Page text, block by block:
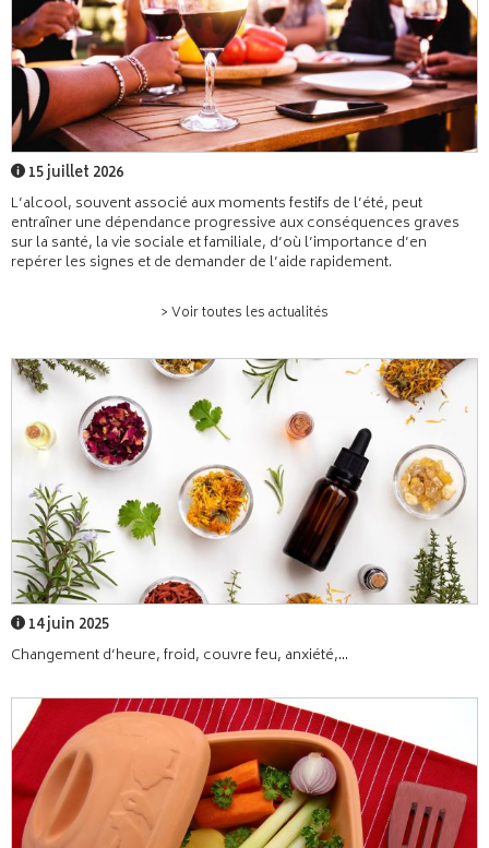
15 juillet 2026
L’alcool, souvent associé aux moments festifs de l’été, peut
entraîner une dépendance progressive aux conséquences graves
sur la santé, la vie sociale et familiale, d’où l’importance d’en
repérer les signes et de demander de l’aide rapidement.
> Voir toutes les actualités
14 juin 2025
Changement d’heure, froid, couvre feu, anxiété,...